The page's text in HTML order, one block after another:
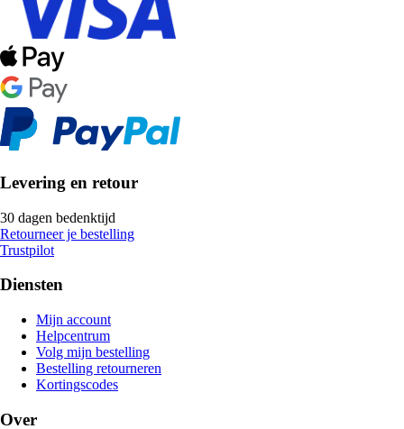
Levering en retour
30 dagen bedenktijd
Retourneer je bestelling
Trustpilot
Diensten
Mijn account
Helpcentrum
Volg mijn bestelling
Bestelling retourneren
Kortingscodes
Over